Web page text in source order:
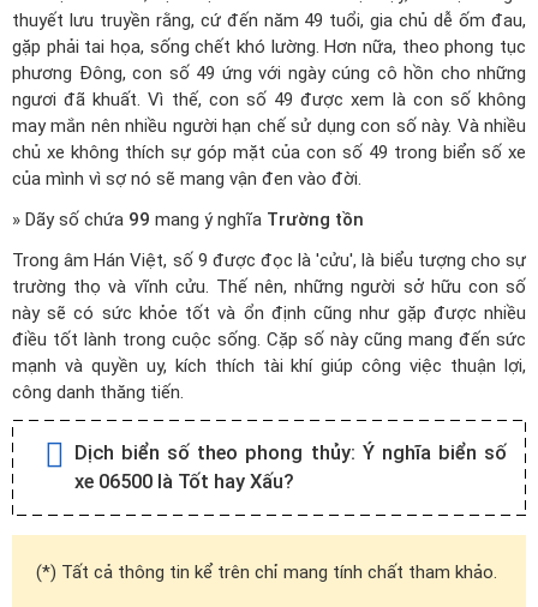
thuyết lưu truyền rằng, cứ đến năm 49 tuổi, gia chủ dễ ốm đau,
gặp phải tai họa, sống chết khó lường. Hơn nữa, theo phong tục
phương Đông, con số 49 ứng với ngày cúng cô hồn cho những
ngươi đã khuất. Vì thế, con số 49 được xem là con số không
may mắn nên nhiều người hạn chế sử dụng con số này. Và nhiều
chủ xe không thích sự góp mặt của con số 49 trong biển số xe
của mình vì sợ nó sẽ mang vận đen vào đời.
» Dãy số chứa 99 mang ý nghĩa Trường tồn
Trong âm Hán Việt, số 9 được đọc là 'cửu', là biểu tượng cho sự
trường thọ và vĩnh cửu. Thế nên, những người sở hữu con số
này sẽ có sức khỏe tốt và ổn định cũng như gặp được nhiều
điều tốt lành trong cuộc sống. Cặp số này cũng mang đến sức
mạnh và quyền uy, kích thích tài khí giúp công việc thuận lợi,
công danh thăng tiến.
Dịch biển số theo phong thủy: Ý nghĩa biển số
xe 06500 là Tốt hay Xấu?
(*) Tất cả thông tin kể trên chỉ mang tính chất tham khảo.